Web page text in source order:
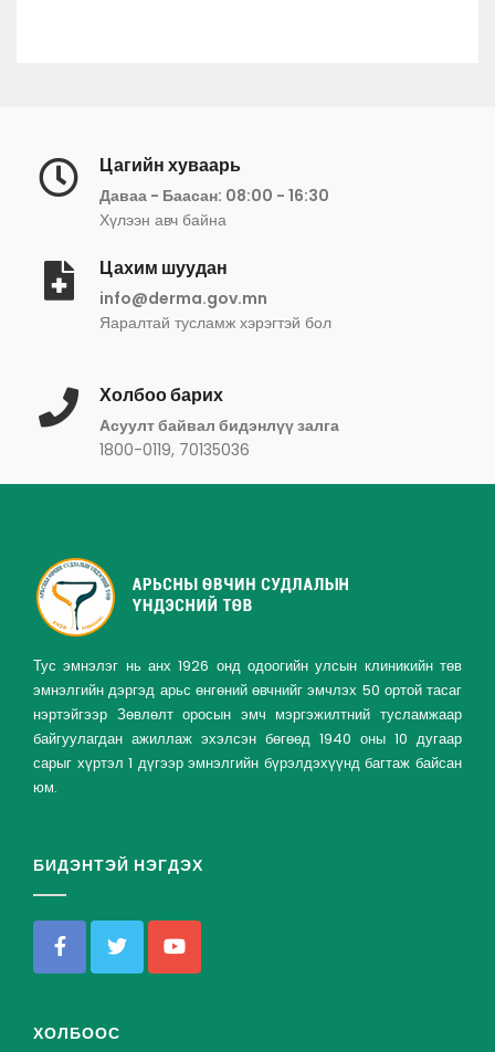
Цагийн хуваарь
Даваа - Баасан: 08:00 - 16:30
Хүлээн авч байна
Цахим шуудан
info@derma.gov.mn
Яаралтай тусламж хэрэгтэй бол
Холбоо барих
Асуулт байвал бидэнлүү залга
1800-0119, 70135036
Тус эмнэлэг нь анх 1926 онд одоогийн улсын клиникийн төв
эмнэлгийн дэргэд арьс өнгөний өвчнийг эмчлэх 50 ортой тасаг
нэртэйгээр Зөвлөлт оросын эмч мэргэжилтний тусламжаар
байгуулагдан ажиллаж эхэлсэн бөгөөд 1940 оны 10 дугаар
сарыг хүртэл 1 дүгээр эмнэлгийн бүрэлдэхүүнд багтаж байсан
юм.
БИДЭНТЭЙ НЭГДЭХ
ХОЛБООС